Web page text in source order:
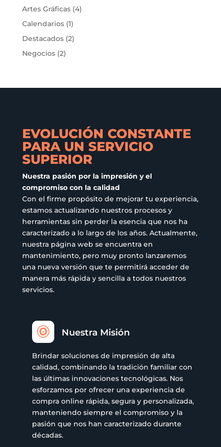
Artes Gráficas(4)
Calendarios(1)
Destacados(2)
Negocios(2)
EVOLUCIÓN CONSTANTE
PARA UN SERVICIO
SUPERIOR
Nuestra pasión por la impresión y el
compromiso con la calidad
Con el firme propósito de mejorar tu experiencia,
estamos actualizando nuestros procesos y
herramientas sin perder la esencia que nos ha
caracterizado a lo largo de los años. Actualmente,
nuestra página web se encuentra en
mantenimiento, pero muy pronto lanzaremos
una nueva versión que te permitirá acceder de
manera más rápida y sencilla a todos nuestros
servicios.
 Nuestra Misión
Brindar soluciones de impresión de alta
calidad, combinando la tradición familiar con
las últimas innovaciones tecnológicas. Nos
esforzamos por ofrecer una experiencia de
compra online rápida, segura y personalizada,
manteniendo siempre el compromiso y la
pasión que nos han caracterizado durante
décadas.